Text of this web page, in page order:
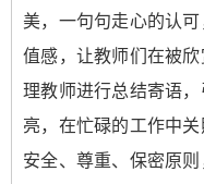
美，一句句走心的认
值感，让教师们在被
理教师进行总结寄语
亮，在忙碌的工作中
安全、尊重、保密原